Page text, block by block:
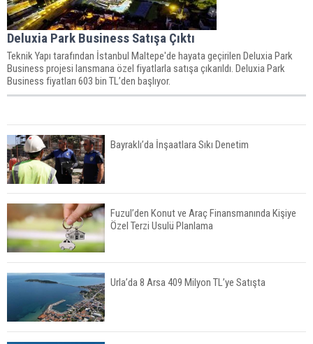
Deluxia Park Business Satışa Çıktı
Teknik Yapı tarafından İstanbul Maltepe'de hayata geçirilen Deluxia Park
Business projesi lansmana özel fiyatlarla satışa çıkarıldı. Deluxia Park
Business fiyatları 603 bin TL’den başlıyor.
Bayraklı’da İnşaatlara Sıkı Denetim
Fuzul’den Konut ve Araç Finansmanında Kişiye
Özel Terzi Usulü Planlama
Urla’da 8 Arsa 409 Milyon TL’ye Satışta